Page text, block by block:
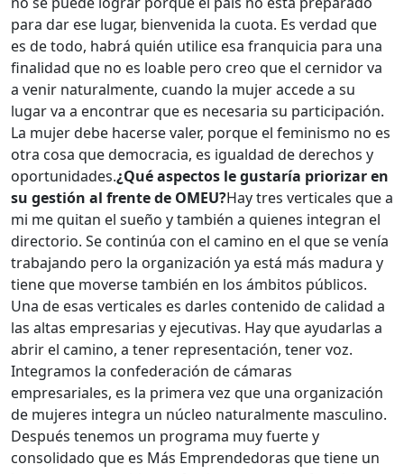
para dar ese lugar, bienvenida la cuota. Es verdad que
es de todo, habrá quién utilice esa franquicia para una
finalidad que no es loable pero creo que el cernidor va
a venir naturalmente, cuando la mujer accede a su
lugar va a encontrar que es necesaria su participación.
La mujer debe hacerse valer, porque el feminismo no es
otra cosa que democracia, es igualdad de derechos y
oportunidades.¿Qué aspectos le gustaría priorizar en
su gestión al frente de OMEU?Hay tres verticales que a
mi me quitan el sueño y también a quienes integran el
directorio. Se continúa con el camino en el que se venía
trabajando pero la organización ya está más madura y
tiene que moverse también en los ámbitos públicos.
Una de esas verticales es darles contenido de calidad a
las altas empresarias y ejecutivas. Hay que ayudarlas a
abrir el camino, a tener representación, tener voz.
Integramos la confederación de cámaras
empresariales, es la primera vez que una organización
de mujeres integra un núcleo naturalmente masculino.
Después tenemos un programa muy fuerte y
consolidado que es Más Emprendedoras que tiene un